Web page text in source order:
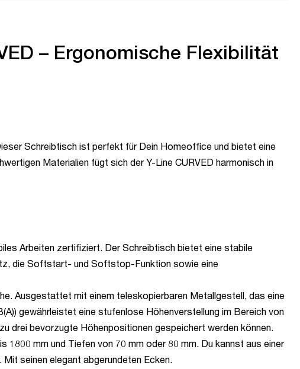
– Ergonomische Flexibilität
Schreibtisch ist perfekt für Dein Homeoffice und bietet eine
Materialien fügt sich der Y-Line CURVED harmonisch in
Arbeiten zertifiziert. Der Schreibtisch bietet eine stabile
die Softstart- und Softstop-Funktion sowie eine
Ausgestattet mit einem teleskopierbaren Metallgestell, das eine
gewährleistet eine stufenlose Höhenverstellung im Bereich von
drei bevorzugte Höhenpositionen gespeichert werden können.
1800 mm und Tiefen von 70 mm oder 80 mm. Du kannst aus einer
seinen elegant abgerundeten Ecken.